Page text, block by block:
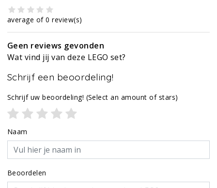
average of 0 review(s)
Geen reviews gevonden
Wat vind jij van deze LEGO set?
Schrijf een beoordeling!
Schrijf uw beoordeling! (Select an amount of stars)
Naam
Beoordelen